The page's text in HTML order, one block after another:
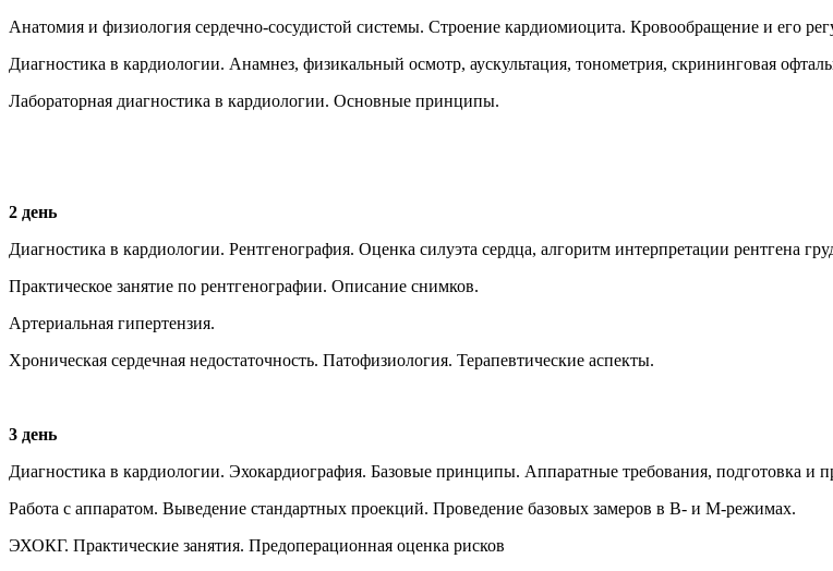
Анатомия и физиология сердечно-сосудистой системы. Строение кардиомиоцита. Кровообращение и его
Диагностика в кардиологии. Анамнез, физикальный осмотр, аускультация, тонометрия, скрининговая
Лабораторная диагностика в кардиологии. Основные принципы.
2 день
Диагностика в кардиологии. Рентгенография. Оценка силуэта сердца, алгоритм интерпретации рентгена
Практическое занятие по рентгенографии. Описание снимков.
Артериальная гипертензия.
Хроническая сердечная недостаточность. Патофизиология. Терапевтические аспекты.
3 день
Диагностика в кардиологии. Эхокардиография. Базовые принципы. Аппаратные требования, подготовка и
Работа с аппаратом. Выведение стандартных проекций. Проведение базовых замеров в В- и М-режимах.
ЭХОКГ. Практические занятия. Предоперационная оценка рисков